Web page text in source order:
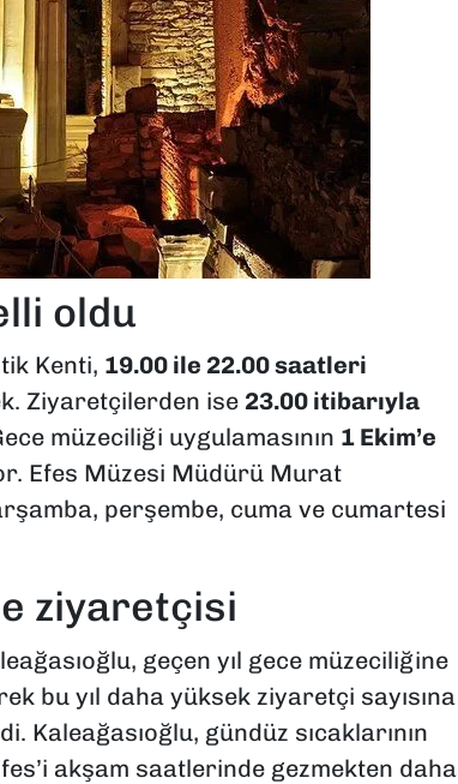
oldu
Kenti, 19.00 ile 22.00 saatleri
Ziyaretçilerden ise 23.00 itibarıyla
müzeciliği uygulamasının 1 Ekim’e
Efes Müzesi Müdürü Murat
perşembe, cuma ve cumartesi
ziyaretçisi
geçen yıl gece müzeciliğine
bu yıl daha yüksek ziyaretçi sayısına
Kaleağasıoğlu, gündüz sıcaklarının
akşam saatlerinde gezmekten daha